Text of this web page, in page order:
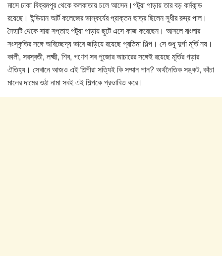
মাসে ঢাকা বিক্রমপুর থেকে কলকাতায় চলে আসেন।পটুয়া পাড়ায় তার বড় কর্মকান্ড
রয়েছে। ইন্ডিয়ান আর্ট কলেজের ভাস্কর্যের প্রাক্তন ছাত্র ছিলেন সুধীর রুদ্র পাল।
নৈহাটি থেকে সারা সপ্তাহ পটুয়া পাড়ায় ছুটে এসে কাজ করেছেন। আসলে বাংলার
সংস্কৃতির সঙ্গে অবিচ্ছেদ্য ভাবে জড়িয়ে রয়েছে প্রতিমা শিল্প। সে শুধু দুর্গা মূর্তি নয়।
কালী, সরস্বতী, লক্ষ্মী, শিব, গণেশ সব পুজোর আচারের সঙ্গেই রয়েছে মূর্তির গড়ার
ঐতিহ্য। সেখানে আজও এই শিল্পীরা সত্যিই কি সম্মান পান? অর্থনৈতিক সঙ্কট, কাঁচা
মালের দামের ওঠা নামা সবই এই শিল্পকে প্রভাবিত করে।